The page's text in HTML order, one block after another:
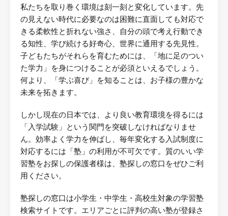
私たちを取り巻く環境は刻一刻と変化しています。先
の見えない時代に必要なのは困難に直面しても対応で
きる柔軟性と折れない強さ、自分の頭で考え行動でき
る知性、学び続ける好奇心、世界に通用する先見性。
子どもたちがそれらを育むためには、「地に足のつい
た学力」を身につけることが必須といえるでしょう。
何より、「学ぶ喜び」を知ることは、お子様の豊かな
未来を拓きます。
しかし現在の日本では、より良い教育環境を得るには
「入学試験」という関門を突破しなければなりませ
ん。効率よく学力を伸ばし、毎年変化する入試制度に
対応するには「塾」の利用が不可欠です。質のいい学
習塾をお探しの保護者様は、塾探しの窓口をぜひご利
用ください。
塾探しの窓口は小学生・中学生・高校生対象の学習塾
検索サイトです。エリアごとに評判の高い塾が登録さ